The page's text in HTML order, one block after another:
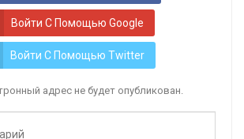
Войти С Помощью Google
Войти С Помощью Twitter
адрес не будет опубликован.